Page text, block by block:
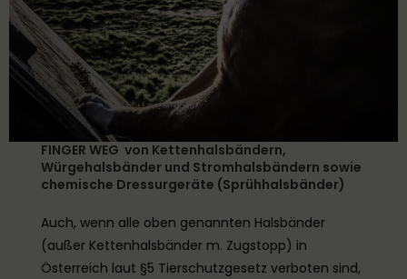
FINGER WEG von Kettenhalsbändern,
Würgehalsbänder und Stromhalsbändern sowie
chemische Dressurgeräte (Sprühhalsbänder)
Auch, wenn alle oben genannten Halsbänder
(außer Kettenhalsbänder m. Zugstopp) in
Österreich laut §5 Tierschutzgesetz verboten sind,